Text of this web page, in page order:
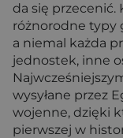
da się przecenić.
różnorodne typy
a niemal każda
jednostek, inne
wysyłane przez
wojenne, dzięki
pierwszej w